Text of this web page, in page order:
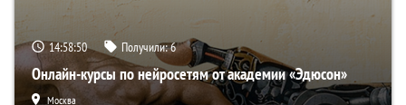
14:58:49 Получили:6
Онлайн-курсы по нейросетям от академии «Эдюсон»
Москва